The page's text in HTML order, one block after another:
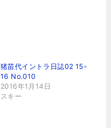
猪苗代イントラ日誌02 15-
16 No.010
2016年1月14日
スキー